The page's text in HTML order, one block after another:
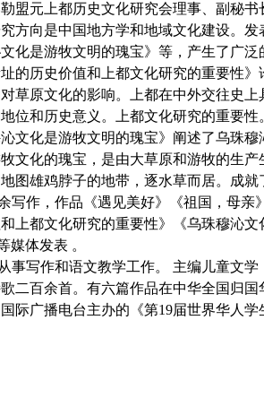
盟元上都历史文化研究会理事、副秘
方向是中国地方学和地域文化建设。
化是游牧文明的瑰宝》等，产生了广泛
址的历史价值和上都文化研究的重要性
草原文化的影响。上都在中外交往史
位和历史意义。上都文化研究的重要性
沁文化是游牧文明的瑰宝》阐述了乌珠穆
文化的瑰宝，是由大草原和游牧的生
图雄鸡脖子的地带，逐水草而居。成
写作，作品《遇见美好》《祖国，母亲
上都文化研究的重要性》
《乌珠穆沁
媒体发表 。
事写作和语文教学工作。
主编儿童文学
二百余首。有六篇作品在中华全国归
际广播电台主办的《第19届世界华人学